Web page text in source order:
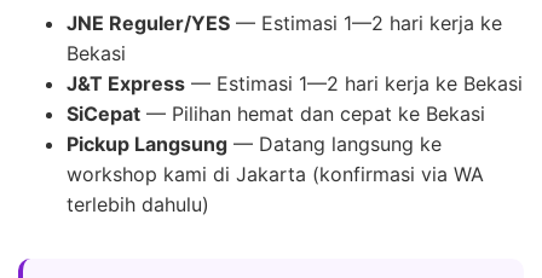
JNE Reguler/YES — Estimasi 1—2 hari kerja ke
Bekasi
J&T Express — Estimasi 1—2 hari kerja ke Bekasi
SiCepat — Pilihan hemat dan cepat ke Bekasi
Pickup Langsung — Datang langsung ke
workshop kami di Jakarta (konfirmasi via WA
terlebih dahulu)